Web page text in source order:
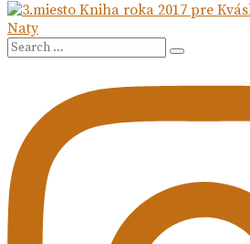
Search
Search